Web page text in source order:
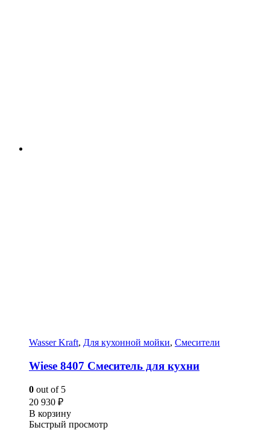
Wasser Kraft, Для кухонной мойки, Смесители
Wiese 8407 Смеситель для кухни
0 out of 5
20 930 ₽
В корзину
Быстрый просмотр